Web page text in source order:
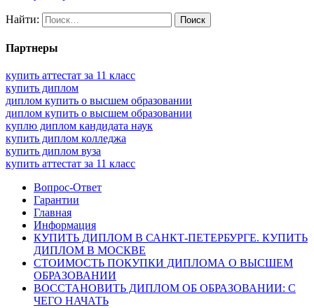
Найти:
Партнеры
купить аттестат за 11 класс
купить диплом
диплом купить о высшем образовании
диплом купить о высшем образовании
куплю диплом кандидата наук
купить диплом колледжа
купить диплом вуза
купить аттестат за 11 класс
Вопрос-Ответ
Гарантии
Главная
Информация
КУПИТЬ ДИПЛОМ В САНКТ-ПЕТЕРБУРГЕ. КУПИТЬ
ДИПЛОМ В МОСКВЕ
СТОИМОСТЬ ПОКУПКИ ДИПЛОМА О ВЫСШЕМ
ОБРАЗОВАНИИ
ВОССТАНОВИТЬ ДИПЛОМ ОБ ОБРАЗОВАНИИ: С
ЧЕГО НАЧАТЬ